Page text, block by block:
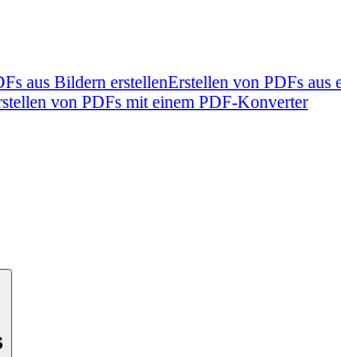
aus Bildern erstellenErstellen von PDFs aus
von PDFs mit einem PDF-Konverter